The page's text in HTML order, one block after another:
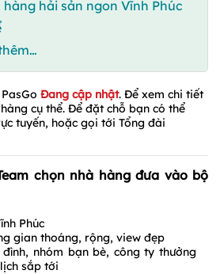
hải sản ngon Vĩnh Phúc
Đang cập nhật. Để xem chi tiết
cụ thể. Để đặt chỗ bạn có thể
tuyến, hoặc gọi tới Tổng đài
chọn nhà hàng đưa vào bộ
Phúc
gian thoáng, rộng, view đẹp
nhóm bạn bè, công ty thưởng
sắp tới